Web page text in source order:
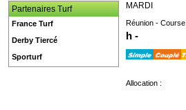
MARDI
Réunion - Course
h -
Allocation :
Partenaires Turf
France Turf
Derby Tiercé
Sporturf